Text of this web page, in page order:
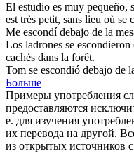
El estudio es muy pequeño,
est très petit, sans lieu où se
Me escondídebajo de la
Los ladrones se escondieron
cachés dans la forêt.
Tom se escondió debajo de
Больше
Примеры употребления
предоставляются
е. для изучения
их перевода на другой.
из открытых источников